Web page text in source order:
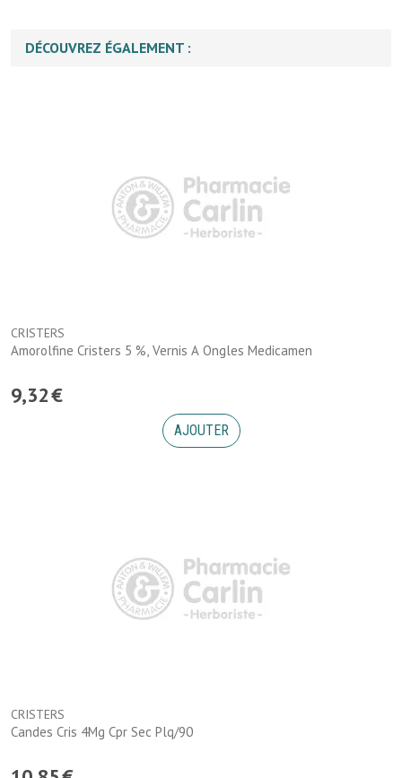
DÉCOUVREZ ÉGALEMENT :
CRISTERS
Amorolfine Cristers 5 %, Vernis A Ongles Medicamen
9,32€
AJOUTER
CRISTERS
Candes Cris 4Mg Cpr Sec Plq/90